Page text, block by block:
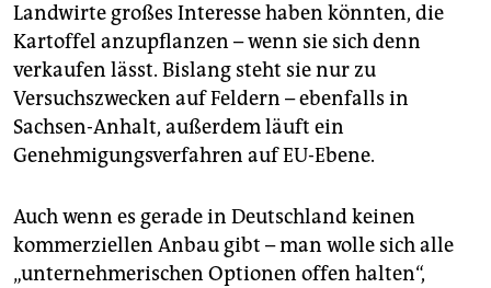
Landwirte großes Interesse haben könnten, die
Kartoffel anzupflanzen – wenn sie sich denn
verkaufen lässt. Bislang steht sie nur zu
Versuchszwecken auf Feldern – ebenfalls in
Sachsen-Anhalt, außerdem läuft ein
Genehmigungsverfahren auf EU-Ebene.
Auch wenn es gerade in Deutschland keinen
kommerziellen Anbau gibt – man wolle sich alle
„unternehmerischen Optionen offen halten“,